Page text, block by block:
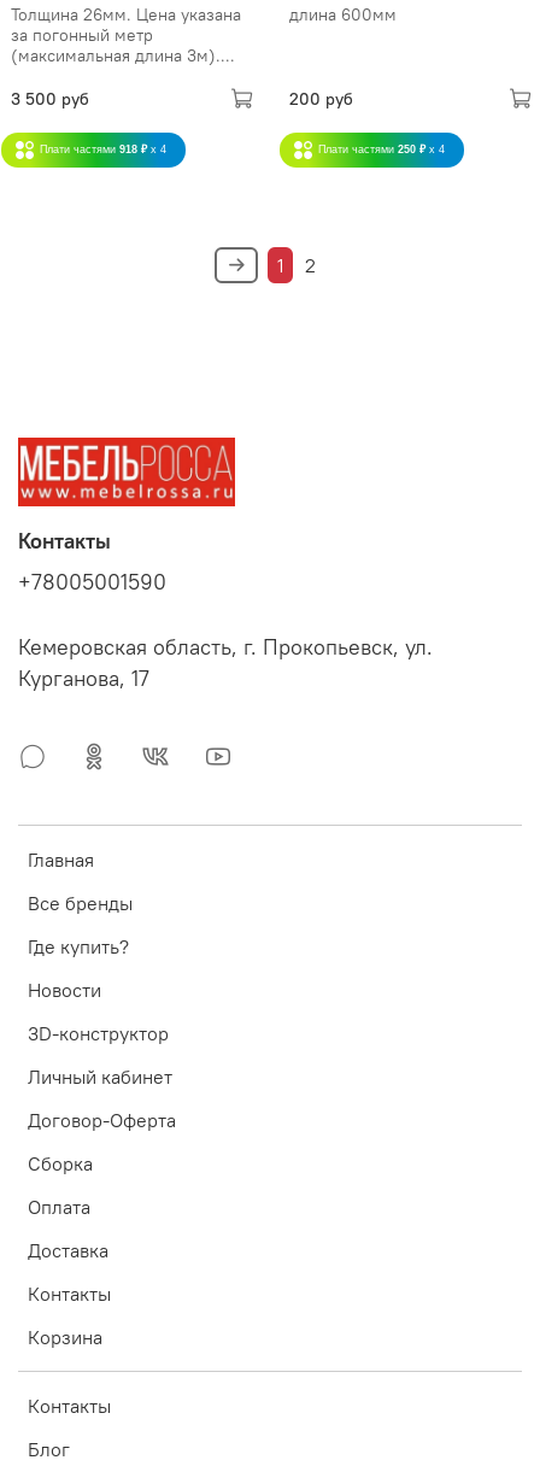
Толщина 26мм. Цена указана
за погонный метр
(максимальная длина 3м)....
3 500 руб
Плати частями 918 ₽ x 4
длина 600мм
200 руб
Плати частями 250 ₽ x 4
1 2
Главная
Все бренды
Где купить?
Новости
3D-конструктор
Личный кабинет
Договор-Оферта
Сборка
Оплата
Доставка
Контакты
Корзина
Контакты
Блог
Контакты
+78005001590
Кемеровская область, г. Прокопьевск, ул.
Курганова, 17